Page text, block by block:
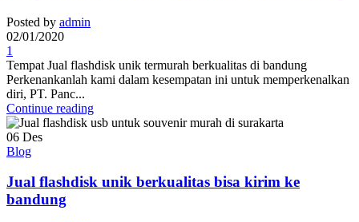
Posted by admin
02/01/2020
1
Tempat Jual flashdisk unik termurah berkualitas di bandung
Perkenankanlah kami dalam kesempatan ini untuk memperkenalkan
diri, PT. Panc...
Continue reading
06 Des
Blog
Jual flashdisk unik berkualitas bisa kirim ke
bandung